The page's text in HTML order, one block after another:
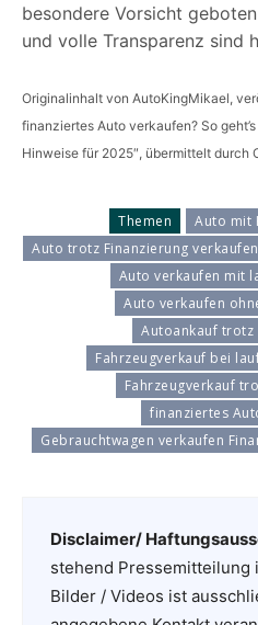
besondere Vorsicht
und volle Transparenz sind
Originalinhalt von AutoKingMikael,
finanziertes Auto verkaufen? So
Hinweise für 2025″, übermittelt durch
Themen
Auto mit
Auto trotz Finanzierung verkaufen
Auto verkaufen mit
Auto verkaufen
Autoankauf trotz
Fahrzeugverkauf bei
Fahrzeugverkauf
finanziertes
Gebrauchtwagen verkaufen
Disclaimer/
stehend Pressemitteilung
Bilder / Videos ist